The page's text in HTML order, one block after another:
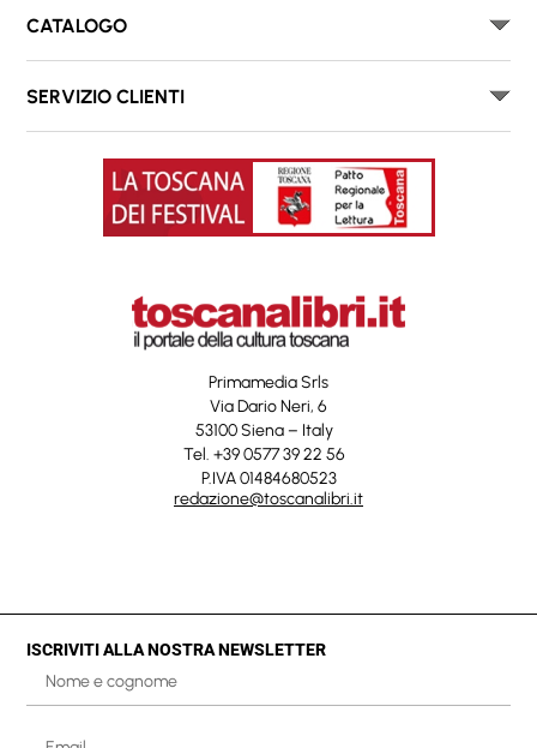
CATALOGO
SERVIZIO CLIENTI
Primamedia Srls
Via Dario Neri, 6
53100 Siena – Italy
Tel. +39 0577 39 22 56
P.IVA 01484680523
redazione@toscanalibri.it
ISCRIVITI ALLA NOSTRA NEWSLETTER